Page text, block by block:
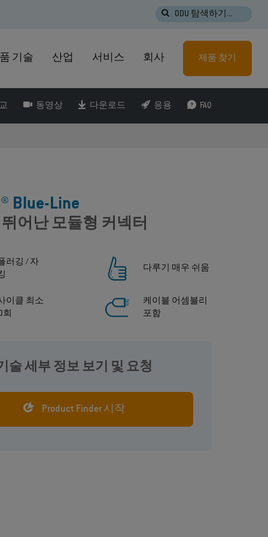
ODU 탐색하기...
기술 산업 서비스 회사 제품 찾기
동영상 다운로드 응용 FAQ
ODU‐MAC® Blue‐Line은 수동 플러그 옵션을 제
공합니다. 또한, 레버 또는 브래킷, 스핀들,
Blue-Line
어난 모듈형 커넥터
러깅 / 자
다루기 매우 쉬움
이클 최소
회
케이블 어셈블리
포함
술 세부 정보 보기 및 요청
Product Finder 시작